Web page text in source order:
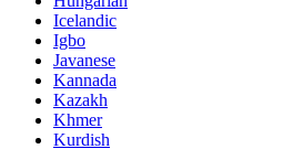
Icelandic
Igbo
Javanese
Kannada
Kazakh
Khmer
Kurdish